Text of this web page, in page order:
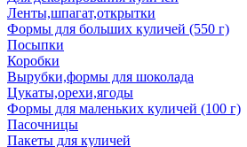
Ленты,шпагат,открытки
Формы для больших куличей (550 г)
Посыпки
Коробки
Вырубки,формы для шоколада
Цукаты,орехи,ягоды
Формы для маленьких куличей (100 г)
Пасочницы
Пакеты для куличей